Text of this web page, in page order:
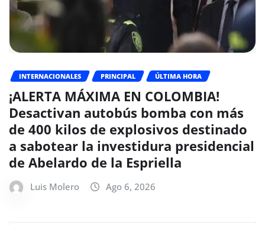
INTERNACIONALES PRINCIPAL ÚLTIMA HORA
¡ALERTA MÁXIMA EN COLOMBIA!
Desactivan autobús bomba con más
de 400 kilos de explosivos destinado
a sabotear la investidura presidencial
de Abelardo de la Espriella
Luis Molero Ago 6, 2026